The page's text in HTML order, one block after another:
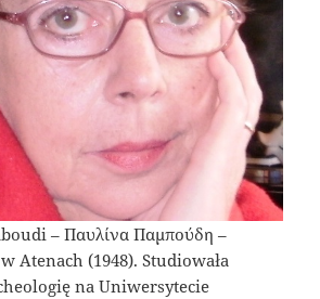
– Παυλίνα Παμπούδη –
Atenach (1948). Studiowała
na Uniwersytecie